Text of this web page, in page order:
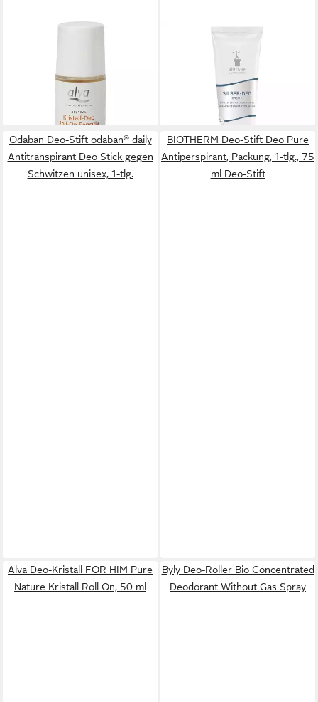
lieferbar - in 2-3 Werktagen bei dir
Deo-Creme Silber Deo Creme
neutral Nr, Silber, 50 ml
(189,80 €/ 1 l)
lieferbar - in 3-4 Werktagen bei dir
Odaban Deo-Stift odaban® daily
Antitranspirant Deo Stick gegen
Schwitzen unisex, 1-tlg.
BIOTHERM Deo-Stift Deo Pure
Antiperspirant, Packung, 1-tlg., 75
ml Deo-Stift
Alva Deo-Kristall FOR HIM Pure
Nature Kristall Roll On, 50 ml
Byly Deo-Roller Bio Concentrated
Deodorant Without Gas Spray